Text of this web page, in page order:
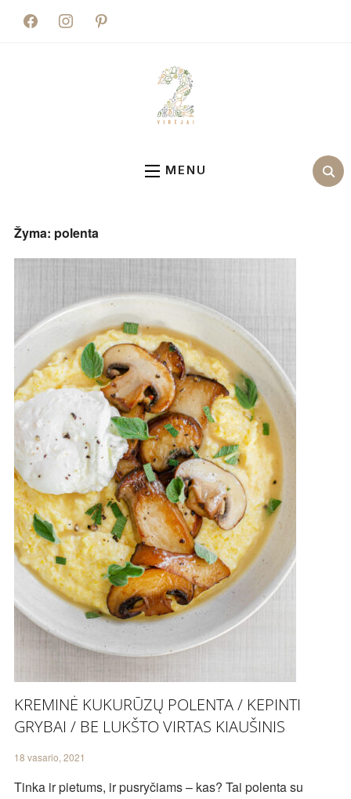
facebookinstagrampinterest
MENU
Žyma: polenta
KREMINĖ KUKURŪZŲ POLENTA / KEPINTI
GRYBAI / BE LUKŠTO VIRTAS KIAUŠINIS
18 vasario, 2021
Tinka ir pietums, ir pusryčiams – kas? Tai polenta su